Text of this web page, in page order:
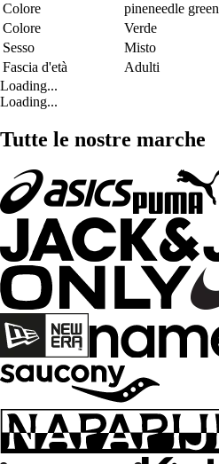
Colore
pineneedle green
Colore
Verde
Sesso
Misto
Fascia d'età
Adulti
Loading...
Loading...
Tutte le nostre marche